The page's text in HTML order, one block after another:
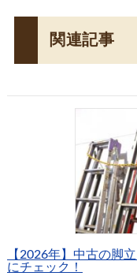
関連記事
【2026年】中古の脚
にチェック！